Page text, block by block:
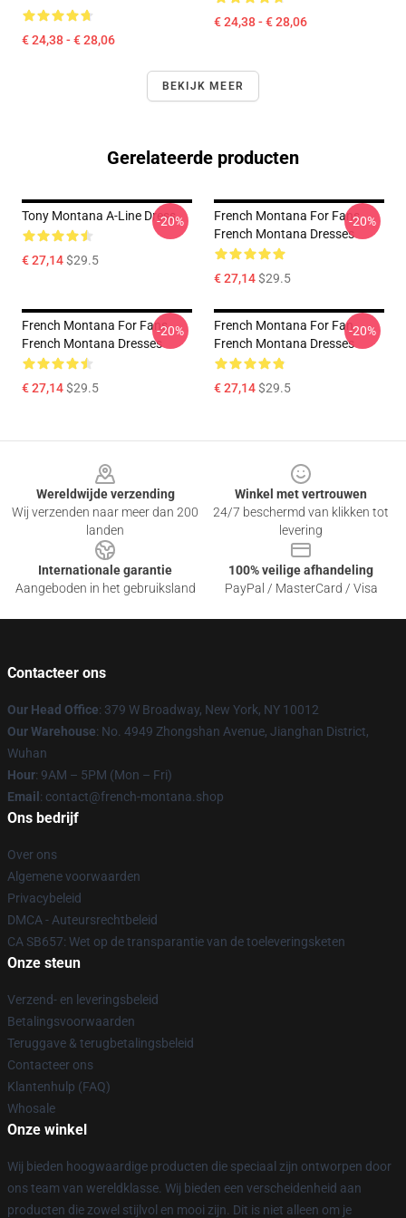
€ 24,38 - € 28,06
€ 24,38 - € 28,06
BEKIJK MEER
Gerelateerde producten
Tony Montana A-Line Dress
€ 27,14$29.5
-20%
French Montana For Fans
French Montana Dresses
€ 27,14$29.5
-20%
French Montana For Fans
French Montana Dresses
€ 27,14$29.5
-20%
French Montana For Fan
French Montana Dresses
€ 27,14$29.5
-20%
Wereldwijde verzending
Wij verzenden naar meer dan 200
landen
Winkel met vertrouwen
24/7 beschermd van klikken tot
levering
Internationale garantie
Aangeboden in het gebruiksland
100% veilige afhandeling
PayPal / MasterCard / Visa
Contacteer ons
Our Head Office: 379 W Broadway, New York, NY 10012
Our Warehouse: No. 4949 Zhongshan Avenue, Jianghan District,
Wuhan
Hour: 9AM – 5PM (Mon – Fri)
Email : contact@french-montana.shop
Ons bedrijf
Over ons
Algemene voorwaarden
Privacybeleid
DMCA - Auteursrechtbeleid
CA SB657: Wet op de transparantie van de toeleveringsketen
Onze steun
Verzend- en leveringsbeleid
Betalingsvoorwaarden
Teruggave & terugbetalingsbeleid
Contacteer ons
Klantenhulp (FAQ)
Whosale
Onze winkel
Wij bieden hoogwaardige producten die speciaal zijn ontworpen door
ons team van wereldklasse. Wij bieden een verscheidenheid aan
producten die zowel stijlvol en mooi zijn. Dit is niet alleen om je